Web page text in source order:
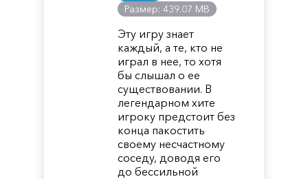
Размер: 439.07 MB
Эту игру знает
каждый, а те, кто не
играл в нее, то хотя
бы слышал о ее
существовании. В
легендарном хите
игроку предстоит без
конца пакостить
своему несчастному
соседу, доводя его
до бессильной